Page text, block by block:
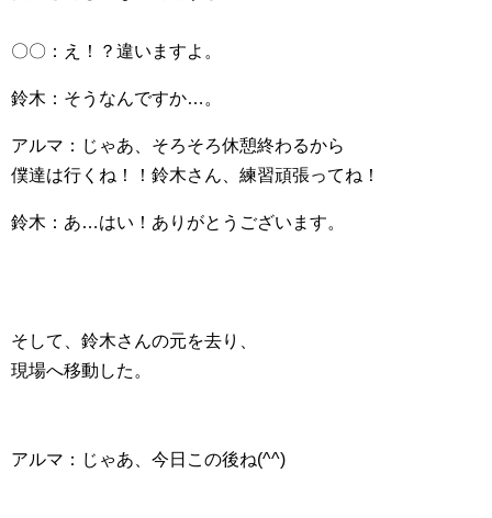
〇〇：え！？違いますよ。
鈴木：そうなんですか…。
アルマ：じゃあ、そろそろ休憩終わるから
僕達は行くね！！鈴木さん、練習頑張ってね！
鈴木：あ…はい！ありがとうございます。
そして、鈴木さんの元を去り、
現場へ移動した。
アルマ：じゃあ、今日この後ね(^^)